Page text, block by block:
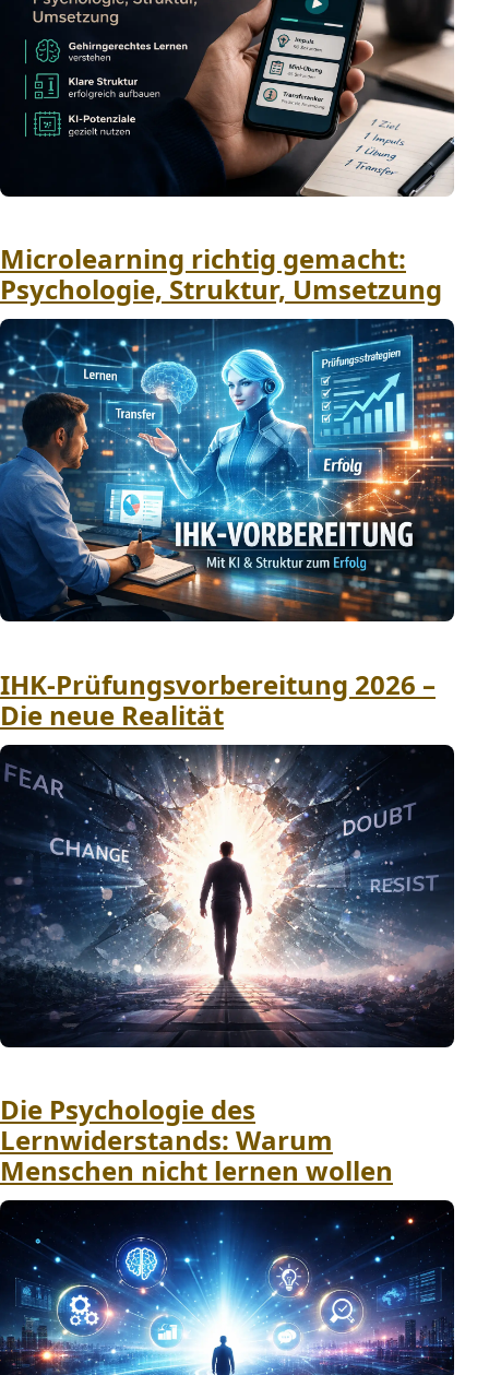
Microlearning richtig gemacht:
Psychologie, Struktur, Umsetzung
IHK-Prüfungsvorbereitung 2026 –
Die neue Realität
Die Psychologie des
Lernwiderstands: Warum
Menschen nicht lernen wollen